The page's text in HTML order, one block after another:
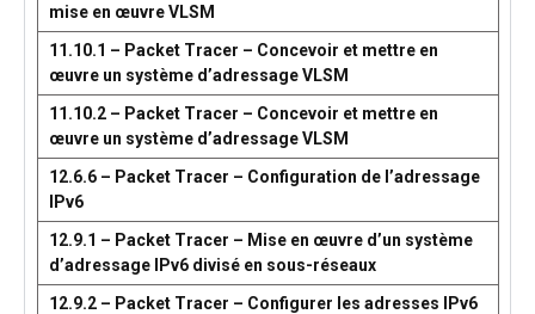
mise en œuvre VLSM
11.10.1 – Packet Tracer – Concevoir et mettre en
œuvre un système d’adressage VLSM
11.10.2 – Packet Tracer – Concevoir et mettre en
œuvre un système d’adressage VLSM
12.6.6 – Packet Tracer – Configuration de l’adressage
IPv6
12.9.1 – Packet Tracer – Mise en œuvre d’un système
d’adressage IPv6 divisé en sous-réseaux
12.9.2 – Packet Tracer – Configurer les adresses IPv6